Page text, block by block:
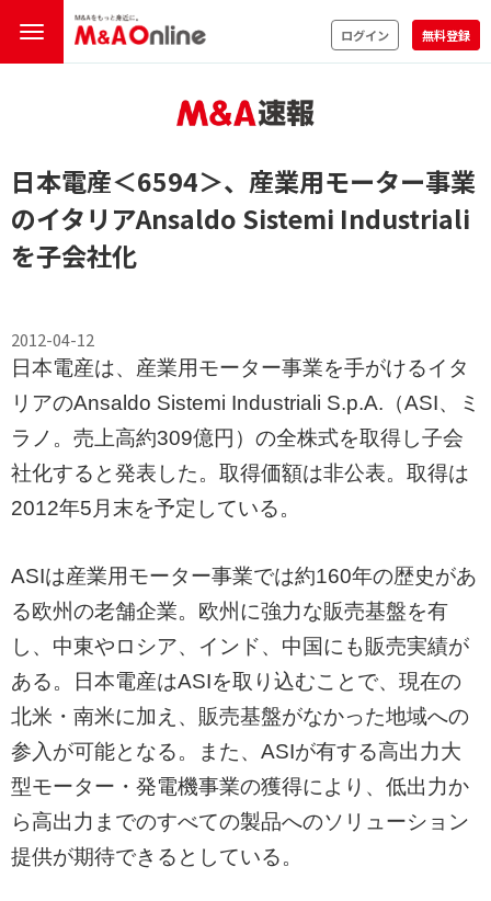
ログイン 無料登録
日本電産＜6594＞、産業用モーター事業
のイタリアAnsaldo Sistemi Industriali
を子会社化
2012-04-12
日本電産は、産業用モーター事業を手がけるイタ
リアのAnsaldo Sistemi Industriali S.p.A.（ASI、ミ
ラノ。売上高約309億円）の全株式を取得し子会
社化すると発表した。取得価額は非公表。取得は
2012年5月末を予定している。
ASIは産業用モーター事業では約160年の歴史があ
る欧州の老舗企業。欧州に強力な販売基盤を有
し、中東やロシア、インド、中国にも販売実績が
ある。日本電産はASIを取り込むことで、現在の
北米・南米に加え、販売基盤がなかった地域への
参入が可能となる。また、ASIが有する高出力大
型モーター・発電機事業の獲得により、低出力か
ら高出力までのすべての製品へのソリューション
提供が期待できるとしている。